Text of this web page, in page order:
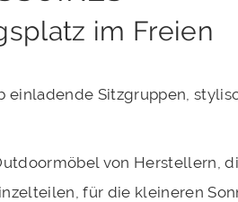
im Freien
Sitzgruppen,
von Herstellern,
für die kleineren